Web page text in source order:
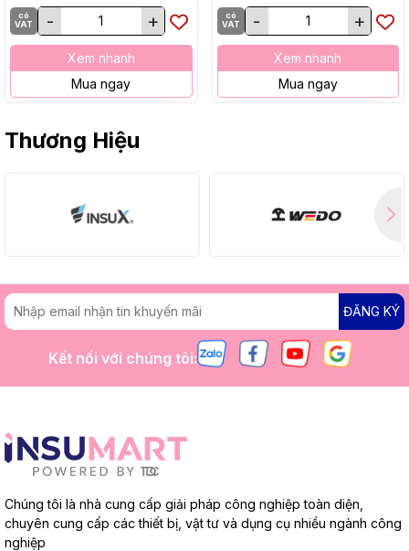
có
VAT
- +
Xem nhanh
Mua ngay
có
VAT
- +
Xem nhanh
Mua ngay
Thương Hiệu
ĐĂNG KÝ
Kết nối với chúng tôi:
Chúng tôi là nhà cung cấp giải pháp công nghiệp toàn diện,
chuyên cung cấp các thiết bị, vật tư và dụng cụ nhiều ngành công
nghiệp